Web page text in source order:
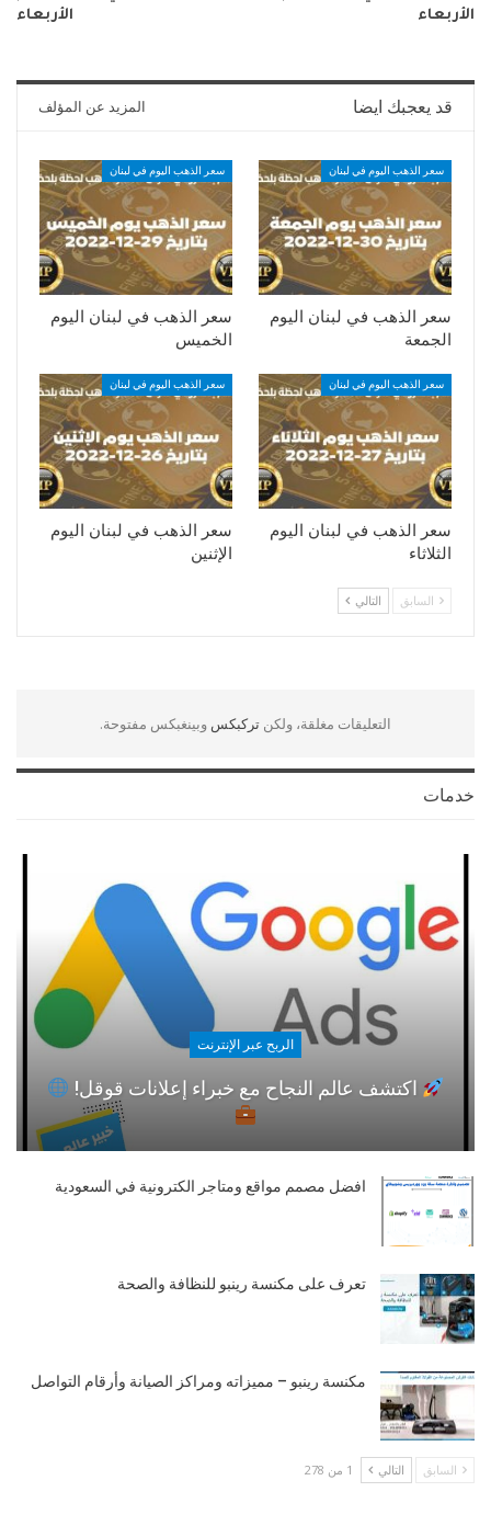
الأربعاء
الأربعاء
قد يعجبك ايضا المزيد عن المؤلف
سعر الذهب اليوم في لبنان
سعر الذهب في لبنان اليوم
الجمعة
سعر الذهب اليوم في لبنان
سعر الذهب في لبنان اليوم
الخميس
سعر الذهب اليوم في لبنان
سعر الذهب في لبنان اليوم
الثلاثاء
سعر الذهب اليوم في لبنان
سعر الذهب في لبنان اليوم
الإثنين
السابق التالي
التعليقات مغلقة، ولكن تركبكس وبينغبكس مفتوحة.
خدمات
الربح عبر الإنترنت
اكتشف عالم النجاح مع خبراء إعلانات قوقل!
افضل مصمم مواقع ومتاجر الكترونية في السعودية
تعرف على مكنسة رينبو للنظافة والصحة
مكنسة رينبو – مميزاته ومراكز الصيانة وأرقام التواصل
السابق التالي 1 من 278